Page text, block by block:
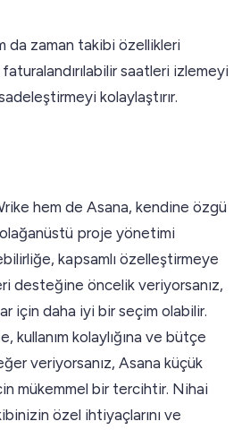
da zaman takibi özellikleri
saatleri izlemeyi
kolaylaştırır.
hem de Asana, kendine özgü
proje yönetimi
kapsamlı özelleştirmeye
desteğine öncelik veriyorsanız,
için daha iyi bir seçim olabilir.
kullanım kolaylığına ve bütçe
veriyorsanız, Asana küçük
mükemmel bir tercihtir. Nihai
özel ihtiyaçlarını ve